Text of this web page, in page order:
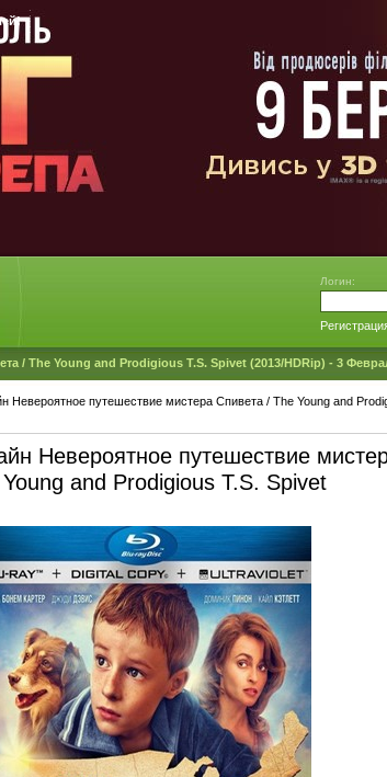
Логин:
/ The Young and Prodigious T.S. Spivet (2013/HDRip) - 3
Невероятное путешествие мистера Спивета / The Young and
Невероятное путешествие
and Prodigious T.S. Spivet